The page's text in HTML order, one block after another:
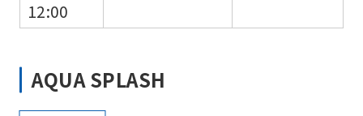
12:00
AQUA SPLASH